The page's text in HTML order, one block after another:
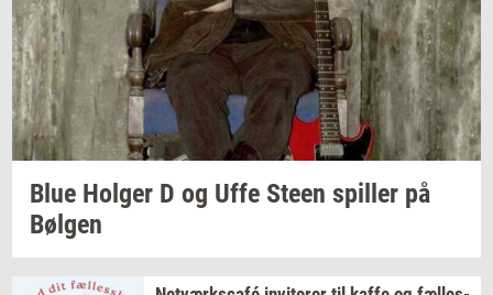
Blue Hol­ger D og Uffe Steen spil­ler på
Bøl­gen